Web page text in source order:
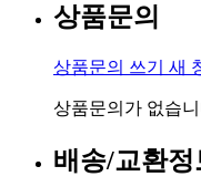
상품문의
상품문의 쓰기 새
상품문의가 없습
배송/교환정